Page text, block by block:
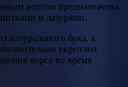
ворсом предназначена
и лазурями.
натурального бука, а
укреплен
ворса во время